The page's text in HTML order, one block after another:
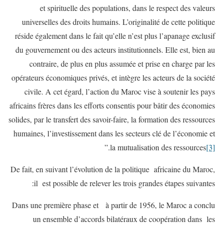
et spirituelle des populations, dans le respect des valeurs
universelles des droits humains. L’originalité de cette politique
réside également dans le fait qu’elle n’est plus l’apanage exclusif
du gouvernement ou des acteurs institutionnels. Elle est, bien au
contraire, de plus en plus assumée et prise en charge par les
opérateurs économiques privés, et intègre les acteurs de la société
civile. A cet égard, l’action du Maroc vise à soutenir les pays
africains frères dans les efforts consentis pour bâtir des économies
solides, par le transfert des savoir-faire, la formation des ressources
humaines, l’investissement dans les secteurs clé de l’économie et
la mutualisation des ressources[3]
.”
De fait, en suivant l’évolution de la politique africaine du Maroc,
il est possible de relever les trois grandes étapes suivantes:
Dans une première phase et à partir de 1956, le Maroc a conclu
un ensemble d’accords bilatéraux de coopération dans les